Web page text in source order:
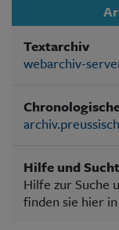
Textarchiv
webarchiv-
Hilfe und
Hilfe zur Suche
finden sie hier in